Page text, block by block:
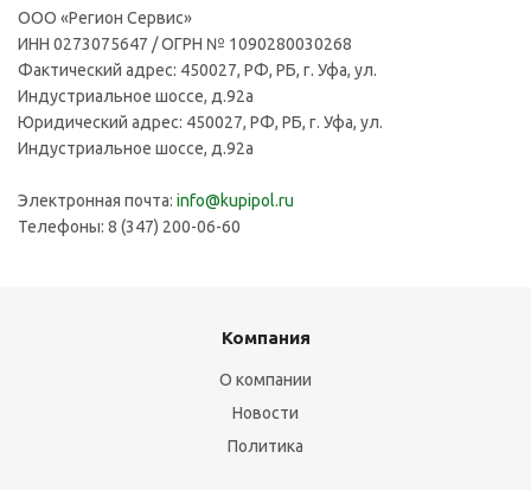
ООО «Регион Сервис»
ИНН 0273075647 / ОГРН № 1090280030268
Фактический адрес: 450027, РФ, РБ, г. Уфа, ул.
Индустриальное шоссе, д.92а
Юридический адрес: 450027, РФ, РБ, г. Уфа, ул.
Индустриальное шоссе, д.92а
Электронная почта: info@kupipol.ru
Телефоны: 8 (347) 200-06-60
Компания
О компании
Новости
Политика